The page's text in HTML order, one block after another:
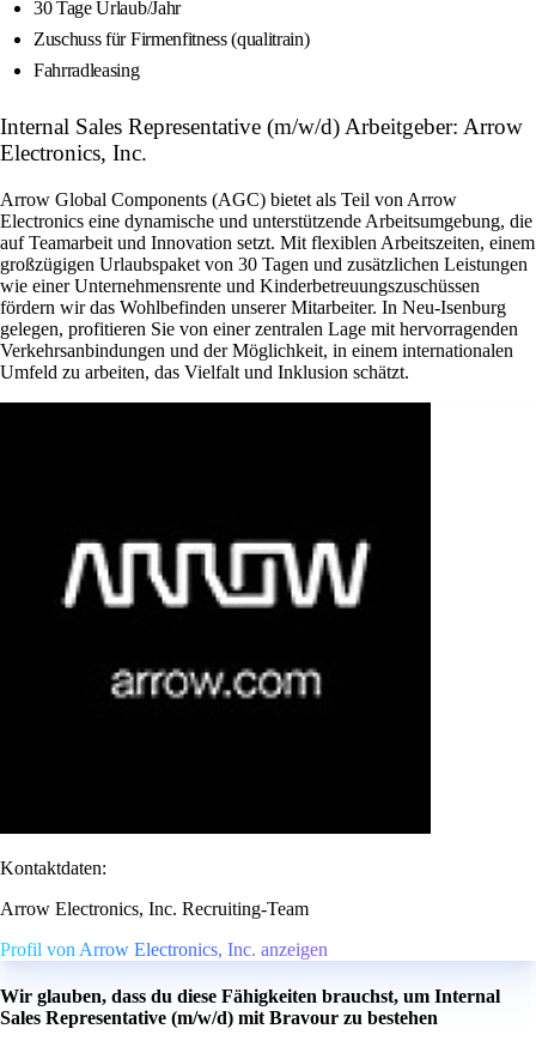
30 Tage Urlaub/Jahr
Zuschuss für Firmenfitness (qualitrain)
Fahrradleasing
Internal Sales Representative (m/w/d) Arbeitgeber: Arrow
Electronics, Inc.
Arrow Global Components (AGC) bietet als Teil von Arrow
Electronics eine dynamische und unterstützende Arbeitsumgebung, die
auf Teamarbeit und Innovation setzt. Mit flexiblen Arbeitszeiten, einem
großzügigen Urlaubspaket von 30 Tagen und zusätzlichen Leistungen
wie einer Unternehmensrente und Kinderbetreuungszuschüssen
fördern wir das Wohlbefinden unserer Mitarbeiter. In Neu-Isenburg
gelegen, profitieren Sie von einer zentralen Lage mit hervorragenden
Verkehrsanbindungen und der Möglichkeit, in einem internationalen
Umfeld zu arbeiten, das Vielfalt und Inklusion schätzt.
Kontaktdaten:
Arrow Electronics, Inc. Recruiting-Team
Profil von Arrow Electronics, Inc. anzeigen
Wir glauben, dass du diese Fähigkeiten brauchst, um Internal
Sales Representative (m/w/d) mit Bravour zu bestehen